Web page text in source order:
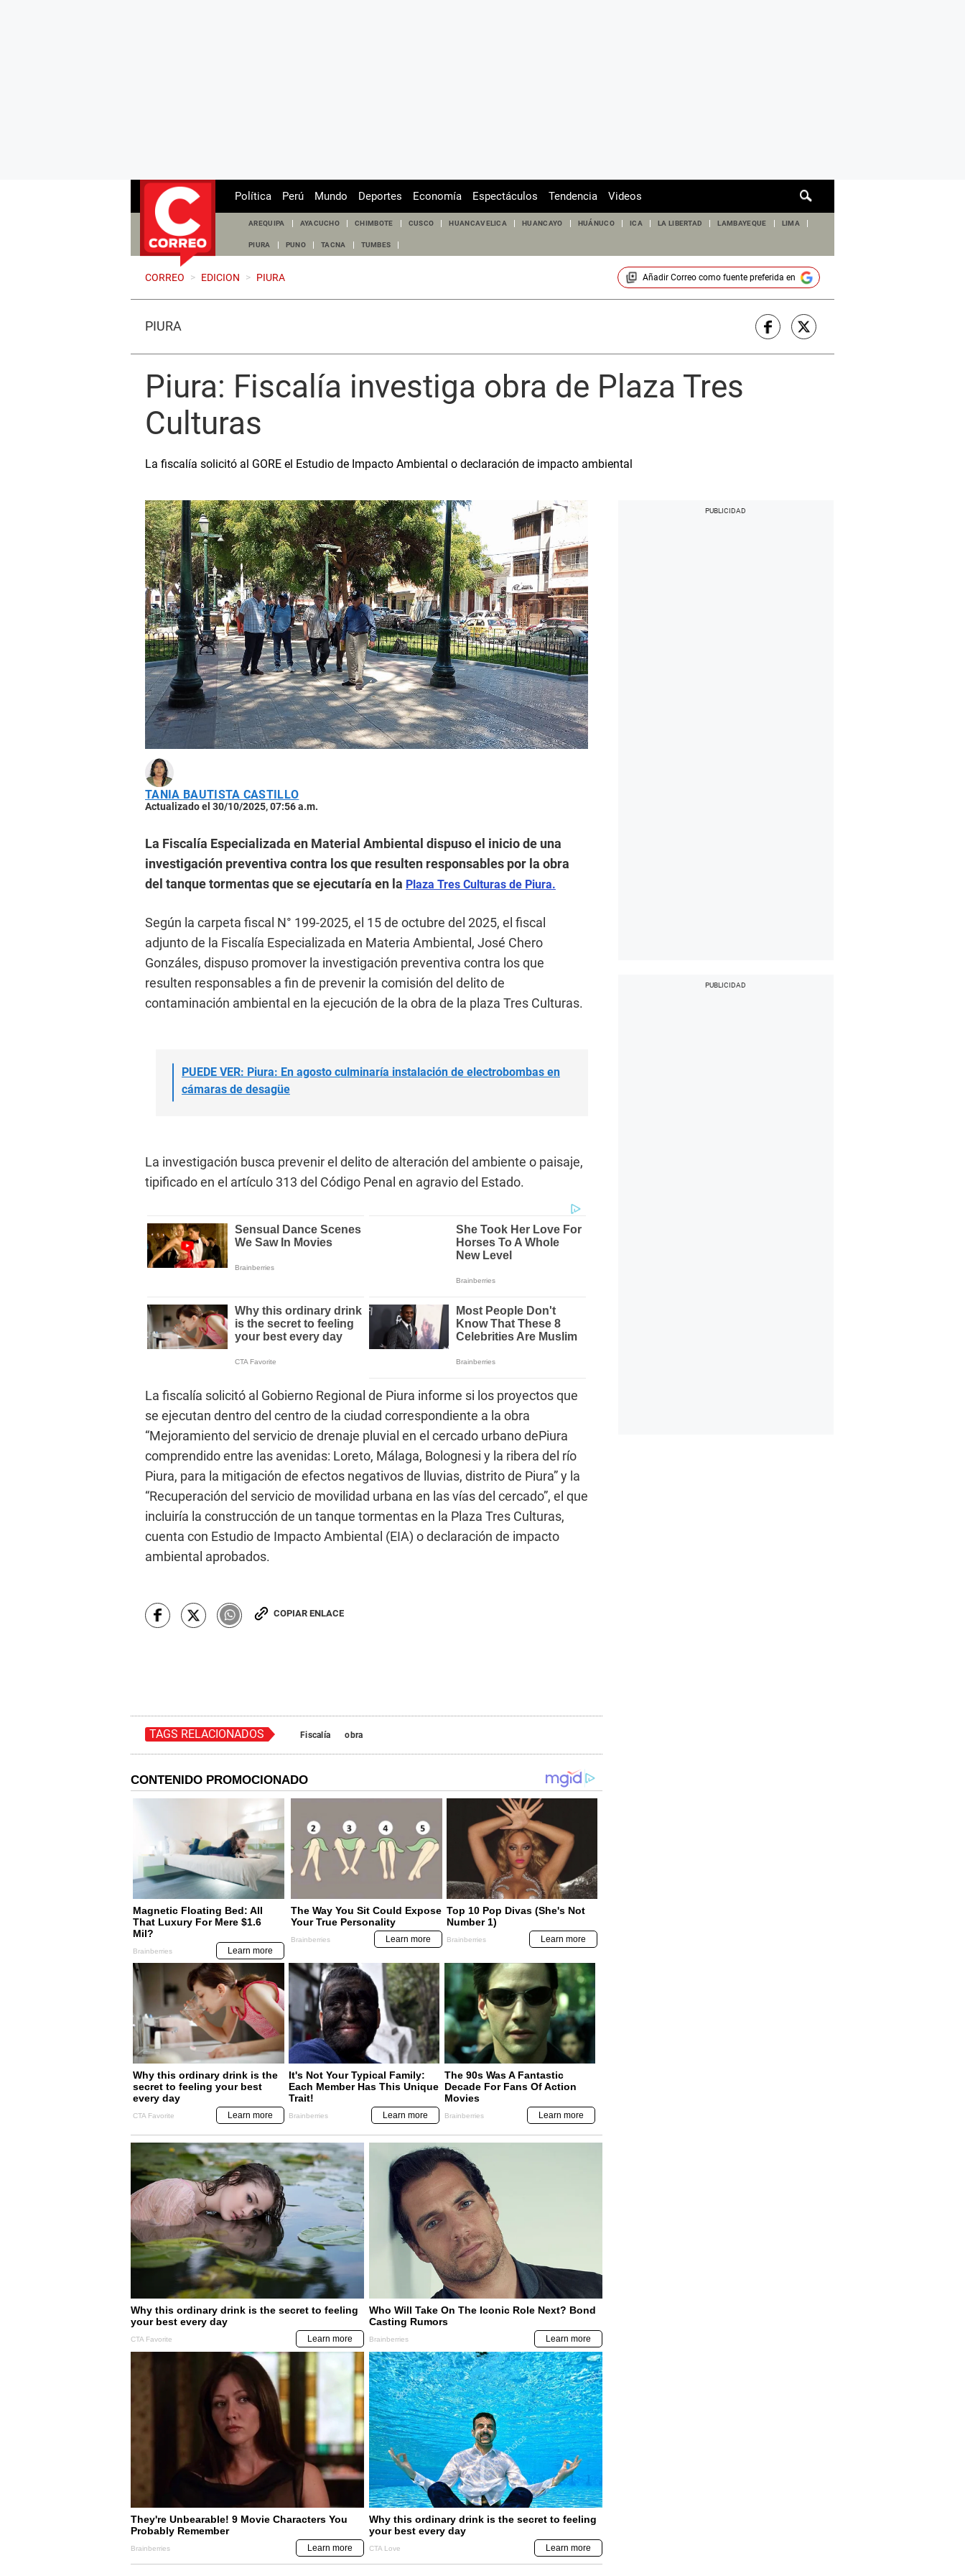
de
Política Perú Mundo Deportes Economía Espectáculos Tendencia Videos
AREQUIPA AYACUCHO CHIMBOTE CUSCO HUANCAVELICA HUANCAYO HUÁNUCO ICA LA LIBERTAD LAMBAYEQUE LIMA
PIURA PUNO TACNA TUMBES
CORREO > EDICION > PIURA Añadir Correocomo fuente preferida en
PIURA
Piura: Fiscalía investiga obra de Plaza Tres
Culturas
La fiscalía solicitó al GORE el Estudio de Impacto Ambiental o declaración de impacto ambiental
TANIA BAUTISTA CASTILLO
Actualizado el 30/10/2025, 07:56 a.m.
La Fiscalía Especializada en Material Ambiental dispuso el inicio de una
investigación preventiva contra los que resulten responsables por la obra
del tanque tormentas que se ejecutaría en la Plaza Tres Culturas de Piura.
Según la carpeta fiscal N° 199-2025, el 15 de octubre del 2025, el fiscal
adjunto de la Fiscalía Especializada en Materia Ambiental, José Chero
Gonzáles, dispuso promover la investigación preventiva contra los que
resulten responsables a fin de prevenir la comisión del delito de
contaminación ambiental en la ejecución de la obra de la plaza Tres Culturas.
PUEDE VER: Piura: En agosto culminaría instalación de electrobombas en
cámaras de desagüe
La investigación busca prevenir el delito de alteración del ambiente o paisaje,
tipificado en el artículo 313 del Código Penal en agravio del Estado.
La fiscalía solicitó al Gobierno Regional de Piura informe si los proyectos que
se ejecutan dentro del centro de la ciudad correspondiente a la obra
“Mejoramiento del servicio de drenaje pluvial en el cercado urbano dePiura
comprendido entre las avenidas: Loreto, Málaga, Bolognesi y la ribera del río
Piura, para la mitigación de efectos negativos de lluvias, distrito de Piura” y la
“Recuperación del servicio de movilidad urbana en las vías del cercado”, el que
incluiría la construcción de un tanque tormentas en la Plaza Tres Culturas,
cuenta con Estudio de Impacto Ambiental (EIA) o declaración de impacto
ambiental aprobados.
COPIAR ENLACE
TAGS RELACIONADOS Fiscalía obra